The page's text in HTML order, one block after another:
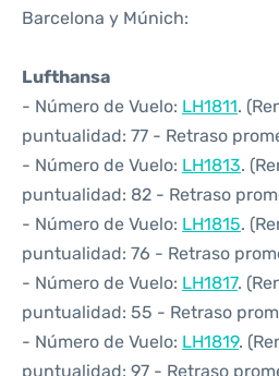
Barcelona y Múnich:
Lufthansa
- Número de Vuelo: LH1811.
puntualidad: 77 - Retraso
- Número de Vuelo: LH1813.
puntualidad: 82 - Retraso
- Número de Vuelo: LH1815.
puntualidad: 76 - Retraso
- Número de Vuelo: LH1817.
puntualidad: 55 - Retraso
- Número de Vuelo: LH1819.
puntualidad: 97 - Retraso